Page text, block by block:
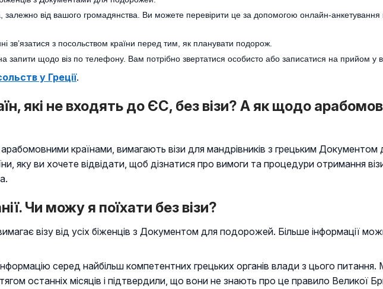
залежно від вашого громадянства. Ви можете перевірити це за допомогою онлайн-
зв’язатися з посольством країни перед тим, як планувати подорож.
на запити щодо віз по телефону. Вам потрібно звертатися особисто або записатися на прийом у
у Греції.
які не входять до ЄС, без візи? А як щодо
арабомовними країнами, вимагають візи для мандрівників з грецьким
яку ви хочете відвідати, щоб дізнатися про вимоги та процедури отримання
Чи можу я поїхати без візи?
візу від усіх біженців з Документом для подорожей. Більше інформації
серед найбільш компетентних грецьких органів влади з цього питання.
останніх місяців і підтвердили, що вони не знають про це правило Великої